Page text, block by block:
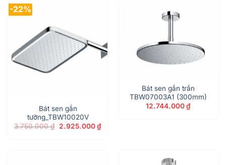
-22%
Bát sen gắn
tường_TBW10020V
3.750.000₫ Giá
2.925.000₫Giá
hiện
Bát sen gắn trần
TBW07003A1 (300mm)
12.744.000₫